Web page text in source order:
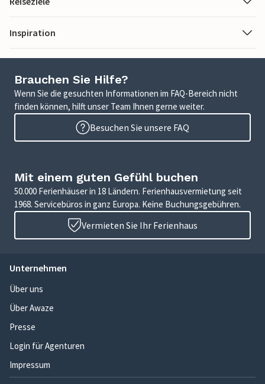
Inspiration
Brauchen Sie Hilfe?
Wenn Sie die gesuchten Informationen im FAQ-Bereich nicht
finden können, hilft unser Team Ihnen gerne weiter.
Besuchen Sie unsere FAQ
Mit einem guten Gefühl buchen
50.000 Ferienhäuser in 18 Ländern. Ferienhausvermietung seit
1968. Servicebüros in ganz Europa. Keine Buchungsgebühren.
Vermieten Sie Ihr Ferienhaus
Unternehmen
Über uns
Über Awaze
Presse
Login für Agenturen
Impressum